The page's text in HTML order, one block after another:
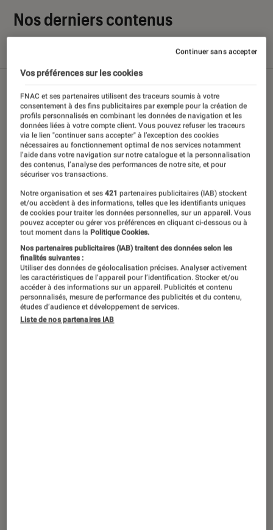
Nos derniers contenus
Sélections et guides Tests
Vos préférences sur les cookies
FNAC et ses partenaires utilisent des traceurs soumis à votre
consentement à des fins publicitaires par exemple pour la création de
profils personnalisés en combinant les données de navigation et les
données liées à votre compte client. Vous pouvez refuser les traceurs
via le lien "continuer sans accepter" à l’exception des cookies
nécessaires au fonctionnement optimal de nos services notamment
l’aide dans votre navigation sur notre catalogue et la personnalisation
des contenus, l’analyse des performances de notre site, et pour
sécuriser vos transactions.
Notre organisation et ses421 partenaires publicitaires (IAB) stockent
et/ou accèdent à des informations, telles que les identifiants uniques
de cookies pour traiter les données personnelles, sur un appareil. Vous
pouvez accepter ou gérer vos préférences en cliquant ci-dessous ou à
tout moment dans la Politique Cookies.
Nos partenaires publicitaires (IAB) traitent des données selon les
finalités suivantes :
Utiliser des données de géolocalisation précises. Analyser activement
les caractéristiques de l’appareil pour l’identification. Stocker et/ou
accéder à des informations sur un appareil. Publicités et contenu
personnalisés, mesure de performance des publicités et du contenu,
études d’audience et développement de services.
Liste de nos partenaires IAB
Continuer sans accepter